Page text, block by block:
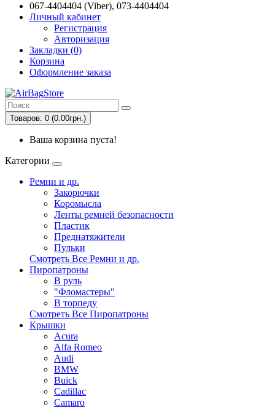
067-4404404 (Viber), 073-4404404
Личный кабинет
Регистрация
Авторизация
Закладки (0)
Корзина
Оформление заказа
Товаров: 0 (0.00грн.)
Ваша корзина пуста!
Категории
Ремни и др.
Закорючки
Коромысла
Ленты ремней безопасности
Пластик
Преднатяжители
Пульки
Смотреть Все Ремни и др.
Пиропатроны
В руль
"Фломастеры"
В торпеду
Смотреть Все Пиропатроны
Крышки
Acura
Alfa Romeo
Audi
BMW
Buick
Cadillac
Camaro